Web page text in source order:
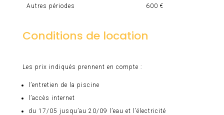
Autres périodes 600 €
Conditions de location
Les prix indiqués prennent en compte :
l’entretien de la piscine
l’accès internet
du 17/05 jusqu’au 20/09 l’eau et l’électricité